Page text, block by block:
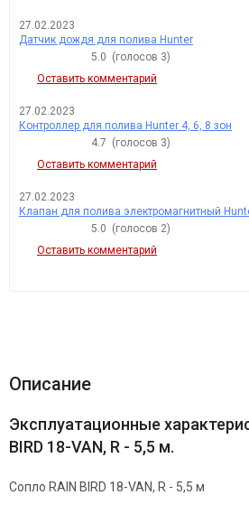
27.02.2023
Датчик дождя для полива Hunter
5.0 (голосов 3)
Оставить комментарий
27.02.2023
Контроллер для полива Hunter 4, 6, 8 зон
4.7 (голосов 3)
Оставить комментарий
27.02.2023
Клапан для полива электромагнитный
5.0 (голосов 2)
Оставить комментарий
Описание
Эксплуатационные
BIRD 18-VAN, R - 5,5 м.
Сопло RAIN BIRD 18-VAN, R - 5,5 м